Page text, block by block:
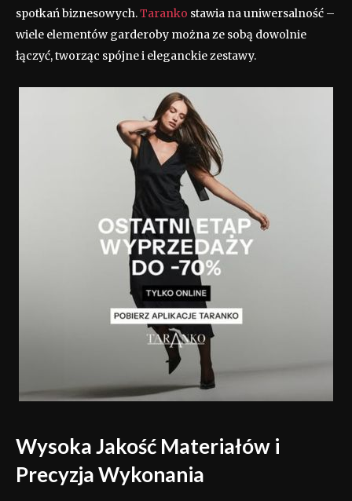
spotkań biznesowych.Taranko stawia na uniwersalność –
wiele elementów garderoby można ze sobą dowolnie
łączyć, tworząc spójne i eleganckie zestawy.
Wysoka Jakość Materiałów i
Precyzja Wykonania